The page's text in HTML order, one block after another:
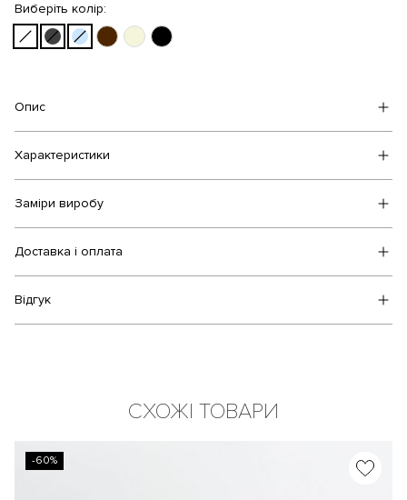
Виберіть колір:
Опис
Характеристики
Заміри виробу
Доставка і оплата
Відгук
СХОЖІ ТОВАРИ
-60%